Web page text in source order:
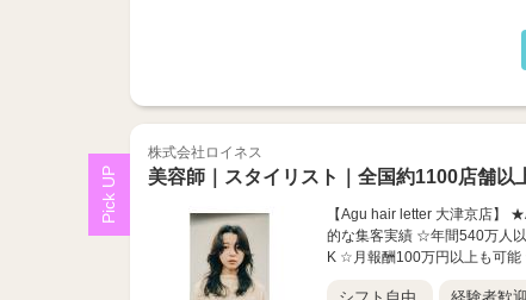
株式会社ロイネス
美容師｜スタイリスト｜全国約1100店舗以
【Agu hair letter 大津京店
的な集客実績 ☆年間540万人
K ☆月報酬100万円以上も可